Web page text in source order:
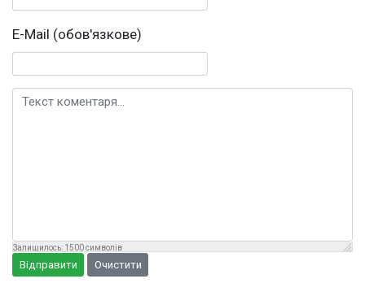
E-Mail (обов'язкове)
Текст коментаря
Залишилось: 1500символів
Відправити Очистити